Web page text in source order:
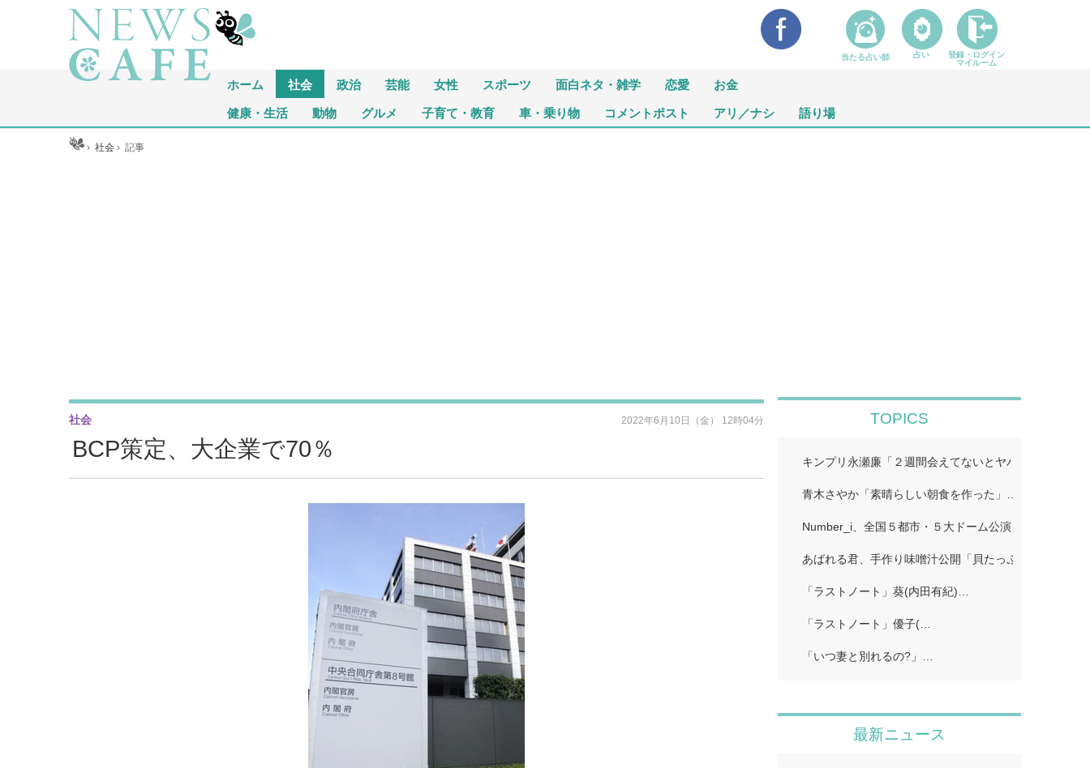
ホーム 社会 政治 芸能 女性 スポーツ 面白ネタ・雑学 恋愛 お金
健康・生活 動物 グルメ 子育て・教育 車・乗り物 コメントポスト アリ／ナシ 語り場
ホーム ›社会 ›記事
BCP策定、大企業で70％
社会 2022年6月10日（金） 12時04分 TOPICS
キンプリ永瀬廉「２週間会えてないとヤバいってなる
青木さやか「素晴らしい朝食を作った」…
Number_i、全国５都市・５大ドーム公演…
あばれる君、手作り味噌汁公開「貝たっぷりで美味し
「ラストノート」葵(内田有紀)…
「ラストノート」優子(…
「いつ妻と別れるの?」…
最新ニュース
当たる占い師 占い
登録・ログイン
マイルーム